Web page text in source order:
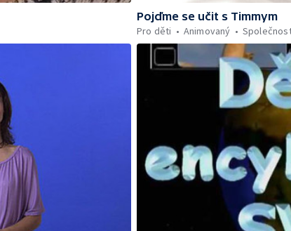
Pojďme se učit s Timmym
Pro děti
Animovaný